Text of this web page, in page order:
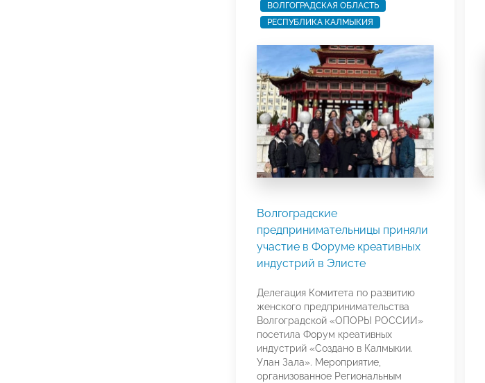
ВОЛГОГРАДСКАЯ ОБЛАСТЬ
РЕСПУБЛИКА КАЛМЫКИЯ
Волгоградские
предпринимательницы приняли
участие в Форуме креативных
индустрий в Элисте
Делегация Комитета по развитию
женского предпринимательства
Волгоградской «ОПОРЫ РОССИИ»
посетила Форум креативных
индустрий «Создано в Калмыкии.
Улан Зала». Мероприятие,
организованное Региональным